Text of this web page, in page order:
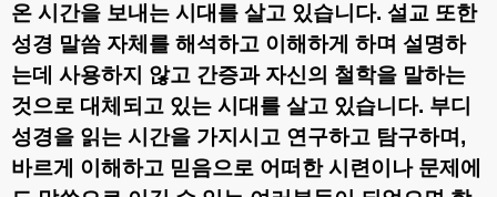
온 시간을 보내는 시대를 살고 있습니다. 설교 또한
성경 말씀 자체를 해석하고 이해하게 하며 설명하
는데 사용하지 않고 간증과 자신의 철학을 말하는
것으로 대체되고 있는 시대를 살고 있습니다. 부디
성경을 읽는 시간을 가지시고 연구하고 탐구하며 ,
바르게 이해하고 믿음으로 어떠한 시련이나 문제에